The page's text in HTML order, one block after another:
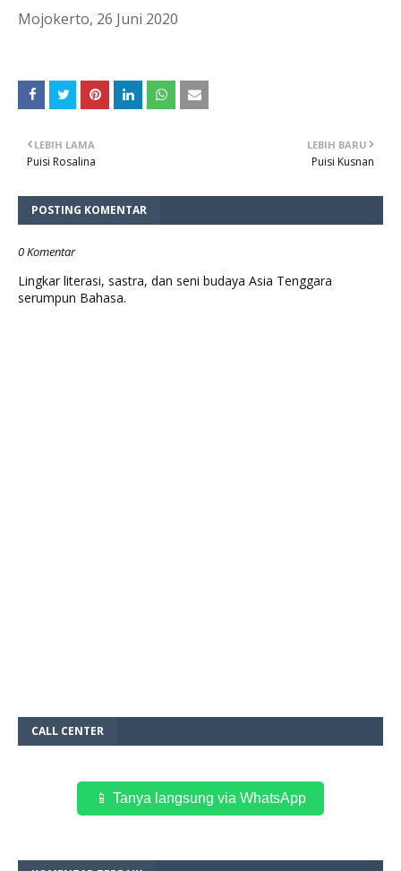
Mojokerto, 26 Juni 2020
LEBIH BARU
Puisi Kusnan
LEBIH LAMA
Puisi Rosalina
POSTING KOMENTAR
0 Komentar
Lingkar literasi, sastra, dan seni budaya Asia Tenggara
serumpun Bahasa.
CALL CENTER
📱 Tanya langsung via WhatsApp